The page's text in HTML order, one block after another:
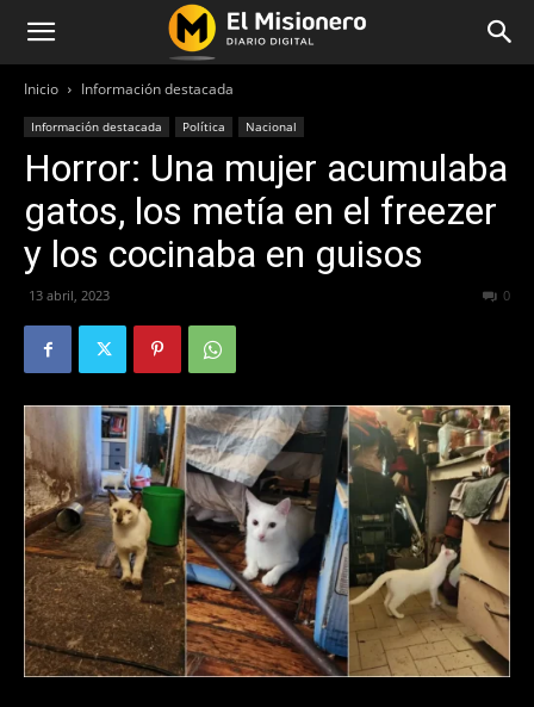
Inicio Información destacada
Información destacada Política Nacional
Horror: Una mujer acumulaba
gatos, los metía en el freezer
y los cocinaba en guisos
13 abril, 2023 0